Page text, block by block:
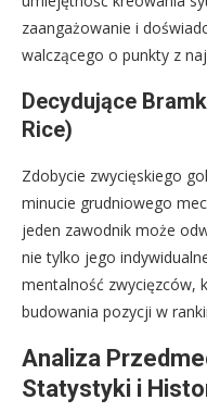
zaangażowanie i
walczącego o punkty z
Decydujące
Rice)
Zdobycie zwycięskiego
minucie grudniowego
jeden zawodnik może
nie tylko jego
mentalność zwycięzców,
budowania pozycji w
Analiza
Statystyki i